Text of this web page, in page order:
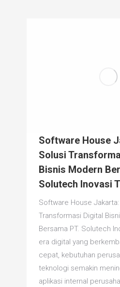
Software House
Solusi
Bisnis Modern
Solutech Inovasi
Software House
Transformasi Digital
Bersama PT. Solutech
era digital yang
cepat, kebutuhan
teknologi semakin
aplikasi internal